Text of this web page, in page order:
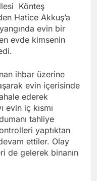
Könteş
Hatice Akkuş’a
evin bir
evde kimsenin
ihbar üzerine
evin içerisinde
ederek
evin iç kısmı
tahliye
yaptıktan
ettiler. Olay
de gelerek binanın